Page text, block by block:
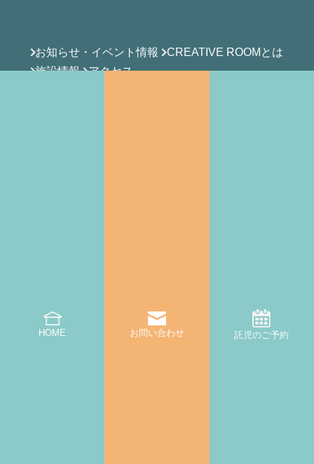
HOME お問い合わせ 託児のご予約
お知らせ・イベント情報
CREATIVE ROOMとは
施設情報
アクセス